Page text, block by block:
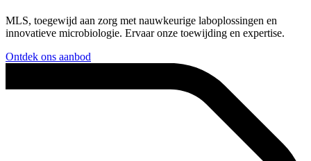
MLS, toegewijd aan zorg met nauwkeurige laboplossingen en
innovatieve microbiologie. Ervaar onze toewijding en expertise.
Ontdek ons aanbod